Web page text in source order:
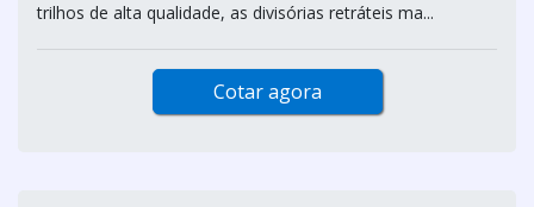
trilhos de alta qualidade, as divisórias retráteis ma...
Cotar agora